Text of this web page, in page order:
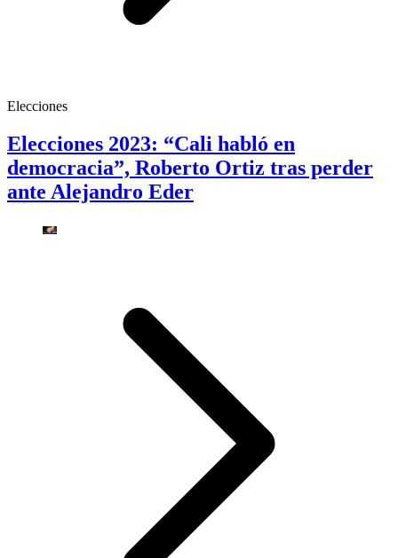
Elecciones
Elecciones 2023: “Cali habló en
democracia”, Roberto Ortiz tras perder
ante Alejandro Eder